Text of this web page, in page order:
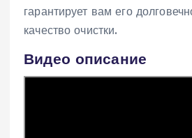
гарантирует вам его
качество очистки.
Видео описание